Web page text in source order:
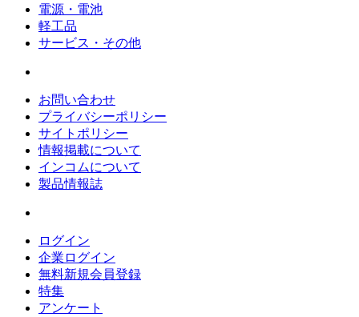
電源・電池
軽工品
サービス・その他
お問い合わせ
プライバシーポリシー
サイトポリシー
情報掲載について
インコムについて
製品情報誌
ログイン
企業ログイン
無料新規会員登録
特集
アンケート